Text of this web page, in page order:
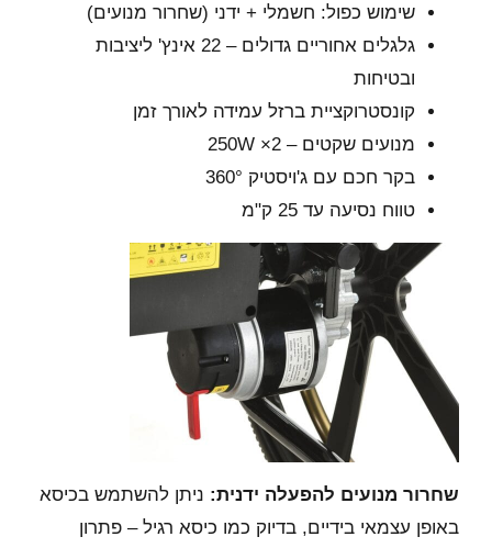
שימוש כפול: חשמלי + ידני (שחרור מנועים)
גלגלים אחוריים גדולים – 22 אינץ' ליציבות
ובטיחות
קונסטרוקציית ברזל עמידה לאורך זמן
מנועים שקטים – 250W ×2
בקר חכם עם ג'ויסטיק 360°
טווח נסיעה עד 25 ק"מ
שחרור מנועים להפעלה ידנית: ניתן להשתמש בכיסא
באופן עצמאי בידיים, בדיוק כמו כיסא רגיל – פתרון